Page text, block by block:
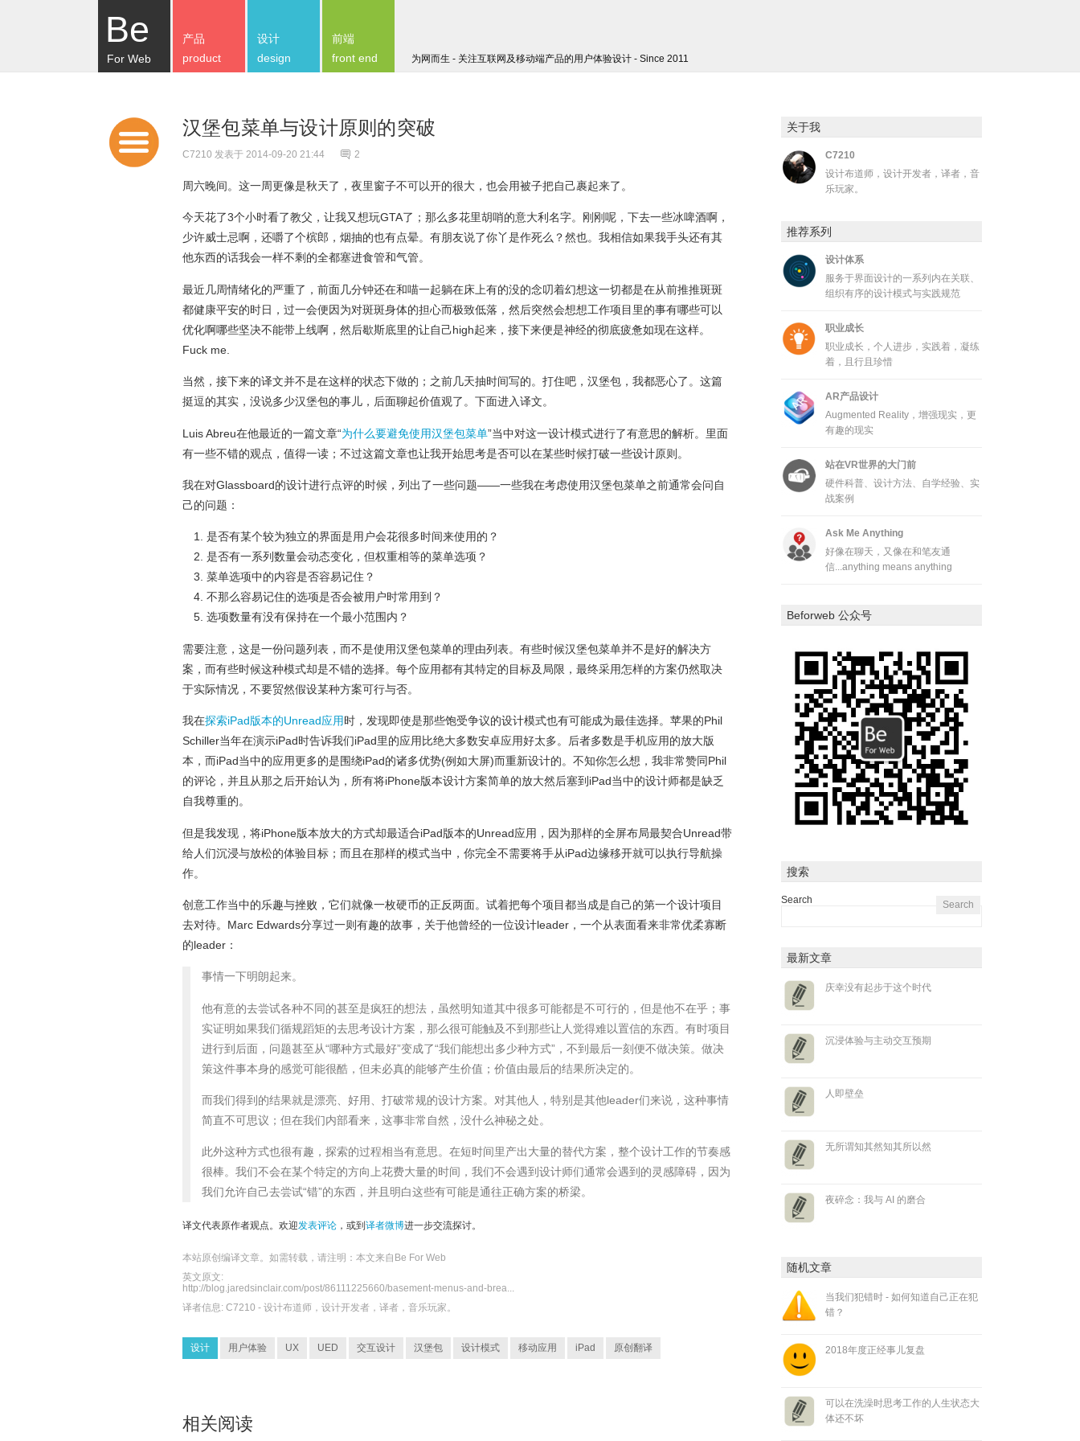
Be
For Web 为网而生 - 关注互联网及移动端产品的用户体验设计 - Since 2011
产品
product
设计
design
前端
front end
汉堡包菜单与设计原则的突破
C7210 发表于 2014-09-20 21:44 2
周六晚间。这一周更像是秋天了，夜里窗子不可以开的很大，也会用被子把自己裹起来了。
今天花了3个小时看了教父，让我又想玩GTA了；那么多花里胡哨的意大利名字。刚刚呢，下去一些冰啤酒啊，
少许威士忌啊，还嚼了个槟郎，烟抽的也有点晕。有朋友说了你丫是作死么？然也。我相信如果我手头还有其
他东西的话我会一样不剩的全都塞进食管和气管。
最近几周情绪化的严重了，前面几分钟还在和喵一起躺在床上有的没的念叨着幻想这一切都是在从前推推斑斑
都健康平安的时日，过一会便因为对斑斑身体的担心而极致低落，然后突然会想想工作项目里的事有哪些可以
优化啊哪些坚决不能带上线啊，然后歇斯底里的让自己high起来，接下来便是神经的彻底疲惫如现在这样。
Fuck me.
当然，接下来的译文并不是在这样的状态下做的；之前几天抽时间写的。打住吧，汉堡包，我都恶心了。这篇
挺逗的其实，没说多少汉堡包的事儿，后面聊起价值观了。下面进入译文。
Luis Abreu在他最近的一篇文章“为什么要避免使用汉堡包菜单”当中对这一设计模式进行了有意思的解析。里面
有一些不错的观点，值得一读；不过这篇文章也让我开始思考是否可以在某些时候打破一些设计原则。
我在对Glassboard的设计进行点评的时候，列出了一些问题——一些我在考虑使用汉堡包菜单之前通常会问自
己的问题：
是否有某个较为独立的界面是用户会花很多时间来使用的？
是否有一系列数量会动态变化，但权重相等的菜单选项？
菜单选项中的内容是否容易记住？
不那么容易记住的选项是否会被用户时常用到？
选项数量有没有保持在一个最小范围内？
需要注意，这是一份问题列表，而不是使用汉堡包菜单的理由列表。有些时候汉堡包菜单并不是好的解决方
案，而有些时候这种模式却是不错的选择。每个应用都有其特定的目标及局限，最终采用怎样的方案仍然取决
于实际情况，不要贸然假设某种方案可行与否。
我在探索iPad版本的Unread应用时，发现即使是那些饱受争议的设计模式也有可能成为最佳选择。苹果的Phil
Schiller当年在演示iPad时告诉我们iPad里的应用比绝大多数安卓应用好太多。后者多数是手机应用的放大版
本，而iPad当中的应用更多的是围绕iPad的诸多优势(例如大屏)而重新设计的。不知你怎么想，我非常赞同Phil
的评论，并且从那之后开始认为，所有将iPhone版本设计方案简单的放大然后塞到iPad当中的设计师都是缺乏
自我尊重的。
但是我发现，将iPhone版本放大的方式却最适合iPad版本的Unread应用，因为那样的全屏布局最契合Unread带
给人们沉浸与放松的体验目标；而且在那样的模式当中，你完全不需要将手从iPad边缘移开就可以执行导航操
作。
创意工作当中的乐趣与挫败，它们就像一枚硬币的正反两面。试着把每个项目都当成是自己的第一个设计项目
去对待。Marc Edwards分享过一则有趣的故事，关于他曾经的一位设计leader，一个从表面看来非常优柔寡断
的leader：
事情一下明朗起来。
他有意的去尝试各种不同的甚至是疯狂的想法，虽然明知道其中很多可能都是不可行的，但是他不在乎；事
实证明如果我们循规蹈矩的去思考设计方案，那么很可能触及不到那些让人觉得难以置信的东西。有时项目
进行到后面，问题甚至从“哪种方式最好”变成了“我们能想出多少种方式”，不到最后一刻便不做决策。做决
策这件事本身的感觉可能很酷，但未必真的能够产生价值；价值由最后的结果所决定的。
而我们得到的结果就是漂亮、好用、打破常规的设计方案。对其他人，特别是其他leader们来说，这种事情
简直不可思议；但在我们内部看来，这事非常自然，没什么神秘之处。
此外这种方式也很有趣，探索的过程相当有意思。在短时间里产出大量的替代方案，整个设计工作的节奏感
很棒。我们不会在某个特定的方向上花费大量的时间，我们不会遇到设计师们通常会遇到的灵感障碍，因为
我们允许自己去尝试“错”的东西，并且明白这些有可能是通往正确方案的桥梁。
译文代表原作者观点。欢迎发表评论 ，或到 译者微博进一步交流探讨。
本站原创编译文章。如需转载，请注明：本文来自 Be For Web
英文原文:
http://blog.jaredsinclair.com/post/86111225660/basement-menus-and-brea...
译者信息: C7210 - 设计布道师，设计开发者，译者，音乐玩家。
设计 用户体验 UX UED 交互设计 汉堡包 设计模式 移动应用 iPad 原创翻译
相关阅读
关于我
C7210
设计布道师，设计开发者，译者，音
乐玩家。
推荐系列
设计体系
服务于界面设计的一系列内在关联、
组织有序的设计模式与实践规范
职业成长
职业成长，个人进步，实践着，凝练
着，且行且珍惜
AR产品设计
Augmented Reality，增强现实，更
有趣的现实
站在VR世界的大门前
硬件科普、设计方法、自学经验、实
战案例
Ask Me Anything
好像在聊天，又像在和笔友通
信...anything means anything
Beforweb 公众号
搜索
Search
最新文章
庆幸没有起步于这个时代
沉浸体验与主动交互预期
人即壁垒
无所谓知其然知其所以然
夜碎念：我与 AI 的磨合
随机文章
当我们犯错时 - 如何知道自己正在犯
错？
2018年度正经事儿复盘
可以在洗澡时思考工作的人生状态大
体还不坏